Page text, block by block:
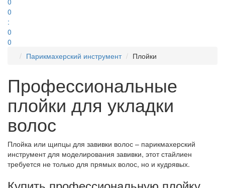
0
:
0
0
Парикмахерский инструмент
Плойки
Профессиональные
плойки для укладки
волос
Плойка или щипцы для завивки волос – парикмахерский
инструмент для моделирования завивки, этот стайлиен
требуется не только для прямых волос, но и кудрявых.